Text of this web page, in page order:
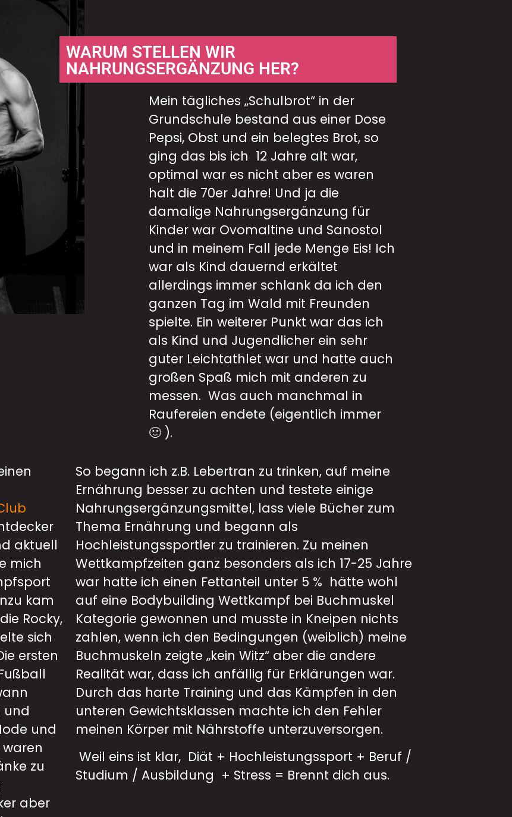
WARUM STELLEN WIR
NAHRUNGSERGÄNZUNG HER?
Mein tägliches „Schulbrot“ in der
Grundschule bestand aus einer Dose
Pepsi, Obst und ein belegtes Brot, so
ging das bis ich 12 Jahre alt war,
optimal war es nicht aber es waren
halt die 70er Jahre! Und ja die
damalige Nahrungsergänzung für
Kinder war Ovomaltine und Sanostol
und in meinem Fall jede Menge Eis! Ich
war als Kind dauernd erkältet
allerdings immer schlank da ich den
ganzen Tag im Wald mit Freunden
spielte. Ein weiterer Punkt war das ich
als Kind und Jugendlicher ein sehr
guter Leichtathlet war und hatte auch
großen Spaß mich mit anderen zu
messen. Was auch manchmal in
Raufereien endete (eigentlich immer
🙂 ).
aktuell
mich
kam
Rocky,
sich
ersten
und
und
zu
aber
So begann ich z.B. Lebertran zu trinken, auf meine
Ernährung besser zu achten und testete einige
Nahrungsergänzungsmittel, lass viele Bücher zum
Thema Ernährung und begann als
Hochleistungssportler zu trainieren. Zu meinen
Wettkampfzeiten ganz besonders als ich 17-25 Jahre
war hatte ich einen Fettanteil unter 5 % hätte wohl
auf eine Bodybuilding Wettkampf bei Buchmuskel
Kategorie gewonnen und musste in Kneipen nichts
zahlen, wenn ich den Bedingungen (weiblich) meine
Buchmuskeln zeigte „kein Witz“ aber die andere
Realität war, dass ich anfällig für Erklärungen war.
Durch das harte Training und das Kämpfen in den
unteren Gewichtsklassen machte ich den Fehler
meinen Körper mit Nährstoffe unterzuversorgen.
Weil eins ist klar, Diät + Hochleistungssport + Beruf /
Studium / Ausbildung + Stress = Brennt dich aus.